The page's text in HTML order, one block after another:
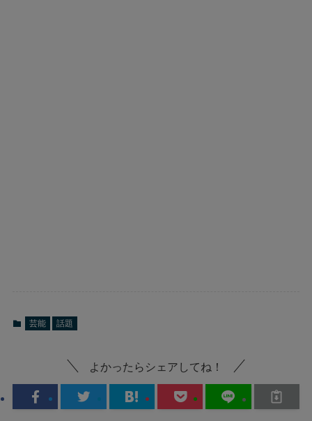
芸能 話題
よかったらシェアしてね！